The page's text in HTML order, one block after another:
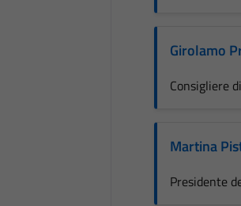
Girolamo
Consigliere
Martina
Presidente